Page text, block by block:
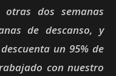
dos semanas
de descanso, y
un 95% de
con nuestro